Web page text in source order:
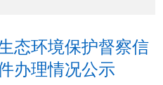
态环境保护督察信
办理情况公示